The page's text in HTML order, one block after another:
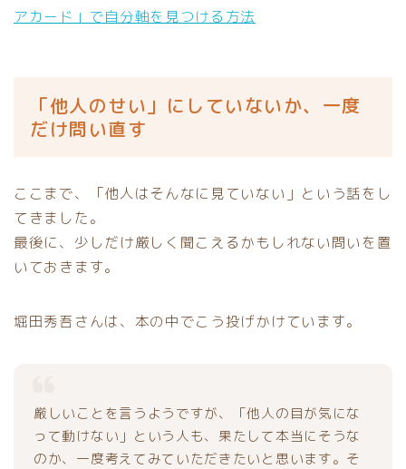
アカード」で自分軸を見つける方法
「他人のせい」にしていないか、一度
だけ問い直す
ここまで、「他人はそんなに見ていない」という話をし
てきました。
最後に、少しだけ厳しく聞こえるかもしれない問いを置
いておきます。
堀田秀吾さんは、本の中でこう投げかけています。
厳しいことを言うようですが、「他人の目が気にな
って動けない」という人も、果たして本当にそうな
のか、一度考えてみていただきたいと思います。そ